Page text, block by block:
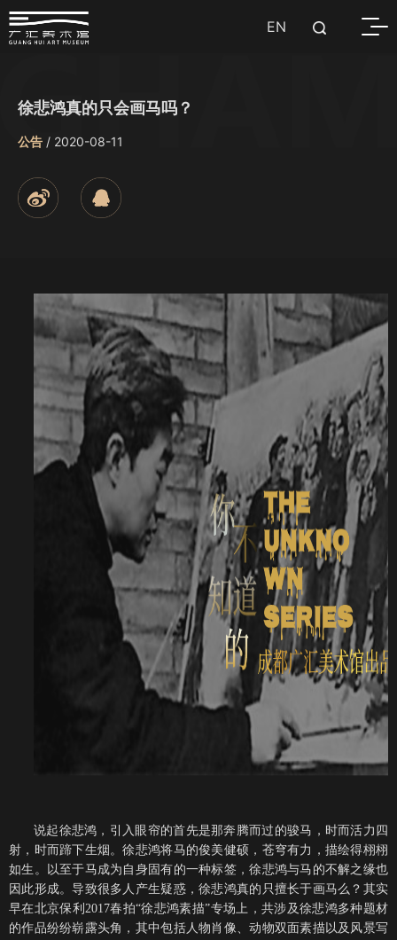
EN
徐悲鸿真的只会画马吗？
公告 / 2020-08-11
说起徐悲鸿，引入眼帘的首先是那奔腾而过的骏马，时而活力四
射，时而蹄下生烟。徐悲鸿将马的俊美健硕，苍穹有力，描绘得栩栩
如生。以至于马成为自身固有的一种标签，徐悲鸿与马的不解之缘也
因此形成。导致很多人产生疑惑，徐悲鸿真的只擅长于画马么？其实
早在北京保利2017春拍“徐悲鸿素描”专场上，共涉及徐悲鸿多种题材
的作品纷纷崭露头角，其中包括人物肖像、动物双面素描以及风景写